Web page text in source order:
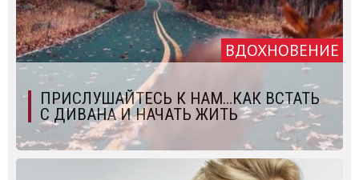
ВДОХНОВЕНИЕ
ПРИСЛУШАЙТЕСЬ К НАМ…КАК ВСТАТЬ
С ДИВАНА И НАЧАТЬ ЖИТЬ